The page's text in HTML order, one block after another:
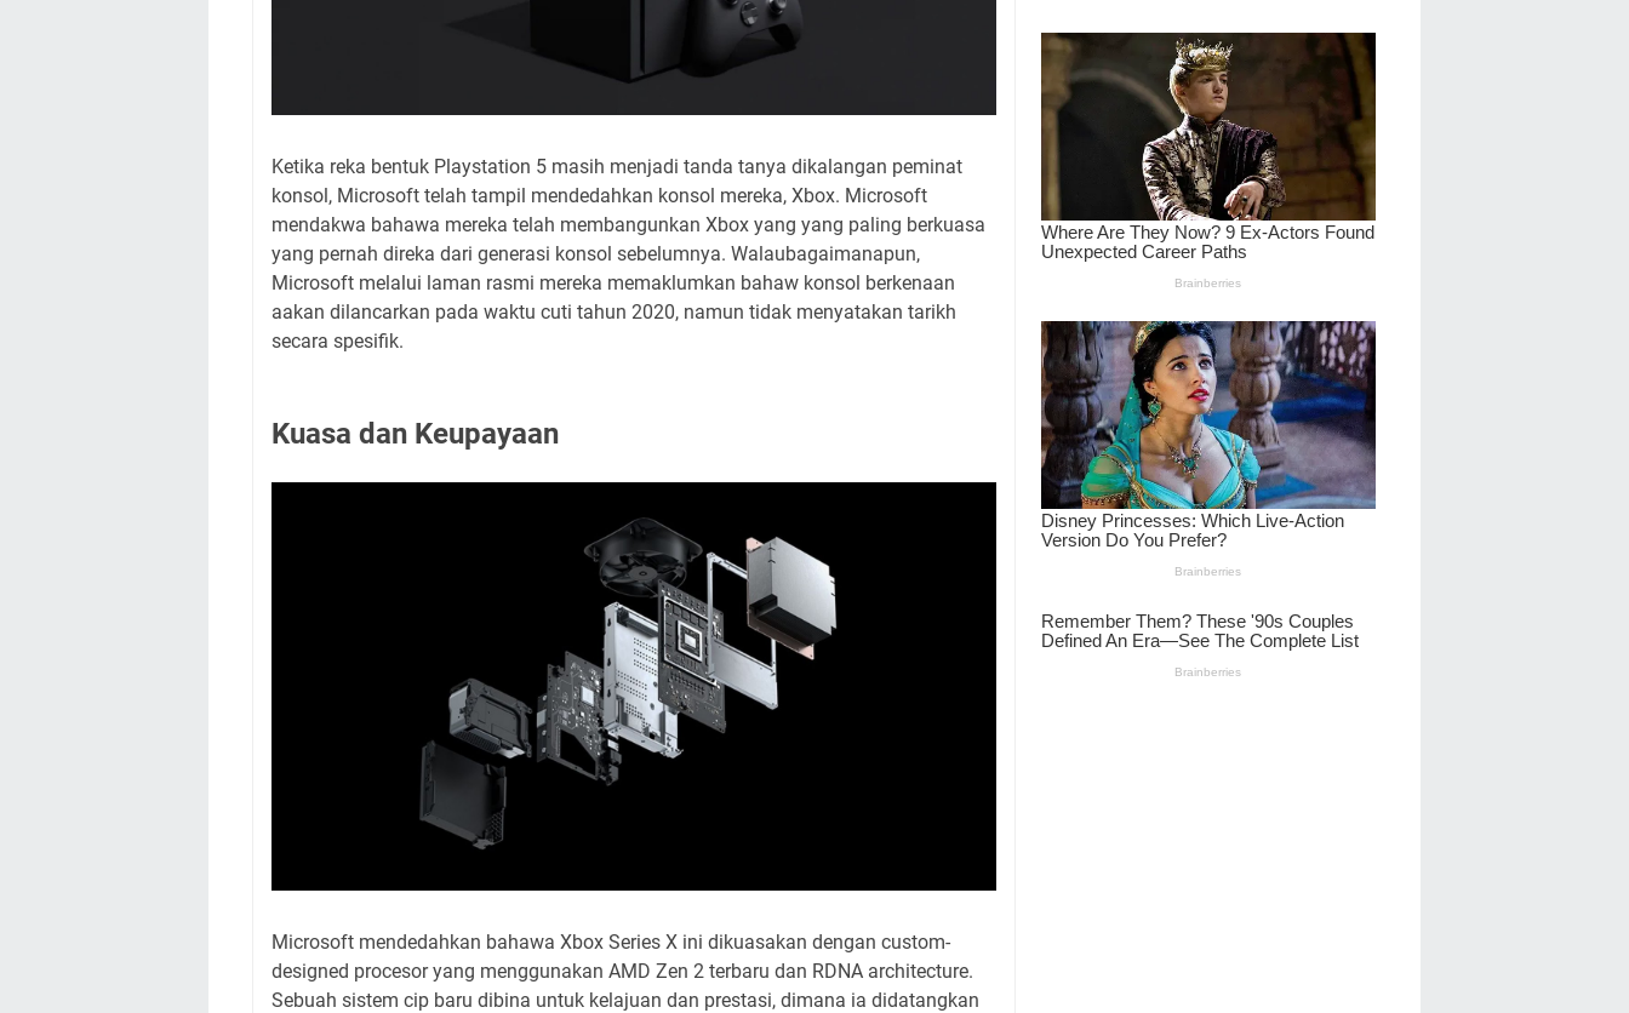
Ketika reka bentuk Playstation 5 masih menjadi tanda tanya dikalangan peminat
konsol, Microsoft telah tampil mendedahkan konsol mereka, Xbox. Microsoft
mendakwa bahawa mereka telah membangunkan Xbox yang yang paling berkuasa
yang pernah direka dari generasi konsol sebelumnya. Walaubagaimanapun,
Microsoft melalui laman rasmi mereka memaklumkan bahaw konsol berkenaan
aakan dilancarkan pada waktu cuti tahun 2020, namun tidak menyatakan tarikh
secara spesifik.
Kuasa dan Keupayaan
Microsoft mendedahkan bahawa Xbox Series X ini dikuasakan dengan custom-
designed procesor yang menggunakan AMD Zen 2 terbaru dan RDNA architecture.
Sebuah sistem cip baru dibina untuk kelajuan dan prestasi, dimana ia didatangkan